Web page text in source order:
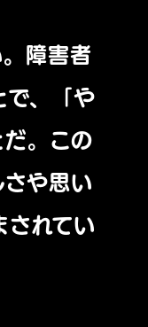
障害者
で、「や
。 この
や思い
されてい